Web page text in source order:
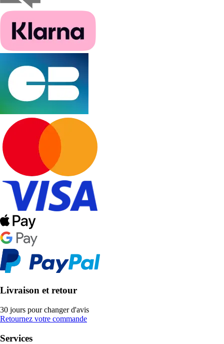
Livraison et retour
30 jours pour changer d'avis
Retournez votre commande
Services